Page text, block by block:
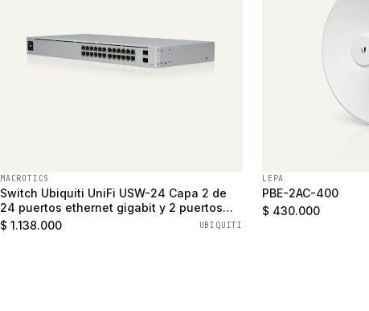
MACROTICS
Switch Ubiquiti UniFi USW-24 Capa 2 de
24 puertos ethernet gigabit y 2 puertos
SFP
$ 1.138.000 UBIQUITI
LEPA
PBE-2AC-400
$ 430.000